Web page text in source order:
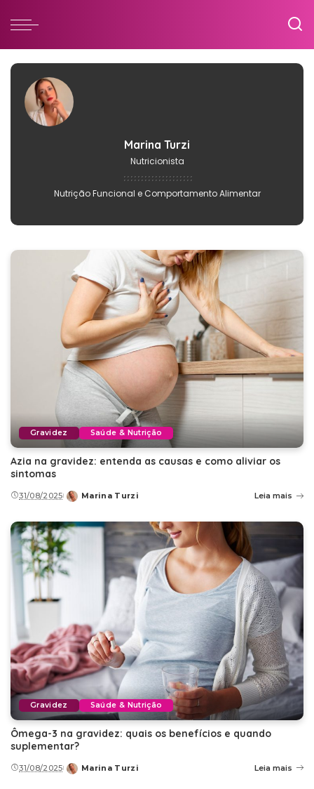
Marina Turzi
Nutricionista
Nutrição Funcional e Comportamento Alimentar
Gravidez Saúde & Nutrição
Azia na gravidez: entenda as causas e como aliviar os
sintomas
31/08/2025
Posted
Marina Turzi Leia mais
Gravidez Saúde & Nutrição
Ômega-3 na gravidez: quais os benefícios e quando
suplementar?
31/08/2025
Posted
Marina Turzi Leia mais